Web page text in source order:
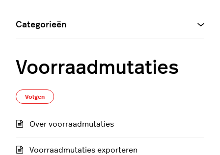
Voorraadmutaties
Volgen
Over voorraadmutaties
Voorraadmutaties exporteren
Categorieën